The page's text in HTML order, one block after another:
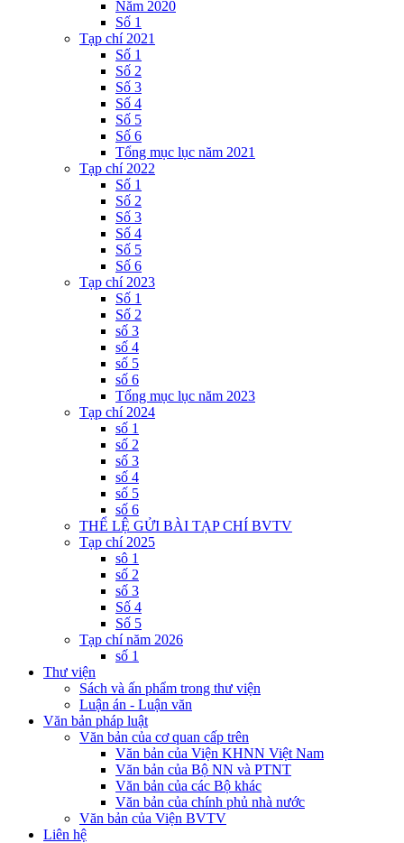
Năm 2020
Số 1
Tạp chí 2021
Số 1
Số 2
Số 3
Số 4
Số 5
Số 6
Tổng mục lục năm 2021
Tạp chí 2022
Số 1
Số 2
Số 3
Số 4
Số 5
Số 6
Tạp chí 2023
Số 1
Số 2
số 3
số 4
số 5
số 6
Tổng mục lục năm 2023
Tạp chí 2024
số 1
số 2
số 3
số 4
số 5
số 6
THỂ LỆ GỬI BÀI TẠP CHÍ BVTV
Tạp chí 2025
sô 1
số 2
số 3
Số 4
Số 5
Tạp chí năm 2026
số 1
Thư viện
Sách và ấn phẩm trong thư viện
Luận án - Luận văn
Văn bản pháp luật
Văn bản của cơ quan cấp trên
Văn bản của Viện KHNN Việt Nam
Văn bản của Bộ NN và PTNT
Văn bản của các Bộ khác
Văn bản của chính phủ nhà nước
Văn bản của Viện BVTV
Liên hệ